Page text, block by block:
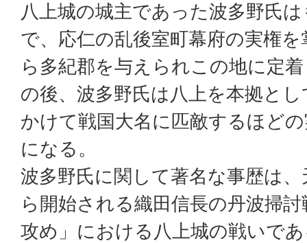
八上城の城主であった波多野氏
で、応仁の乱後室町幕府の実権
ら多紀郡を与えられこの地に定
の後、波多野氏は八上を本拠と
かけて戦国大名に匹敵するほど
になる。
波多野氏に関して著名な事歴は
ら開始される織田信長の丹波掃
攻め」における八上城の戦いで